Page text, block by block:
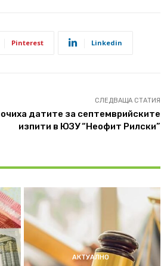
Pinterest Linkedin
СЛЕДВАЩА СТАТИЯ
датите за септемврийските
изпити в ЮЗУ “Неофит Рилски”
АКТУАЛНО